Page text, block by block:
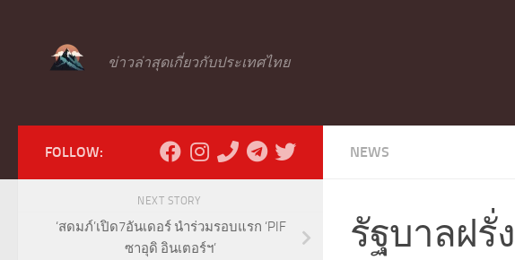
ข่าวล่าสุดเกี่ยวกับประเทศไทย
NEWS
รัฐบาลฝรั่
FOLLOW:
NEXT STORY
‘สดมภ์’เปิด7อันเดอร์ นำร่วมรอบแรก ‘PIF
ซาอุดิ อินเตอร์ฯ’